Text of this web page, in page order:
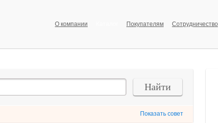
О компании Покупателям Сотрудничество
Найти
Показать совет